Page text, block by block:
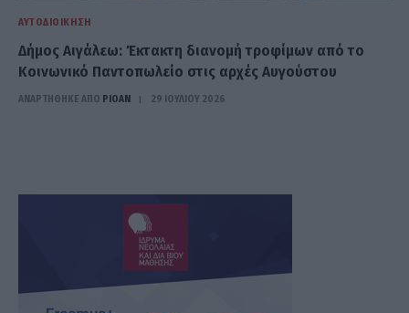
ΑΥΤΟΔΙΟΊΚΗΣΗ
Δήμος Αιγάλεω: Έκτακτη διανομή τροφίμων από το
Κοινωνικό Παντοπωλείο στις αρχές Αυγούστου
ΑΝΑΡΤΗΘΗΚΕ ΑΠΟ PIOAN 29 ΙΟΥΛΊΟΥ 2026